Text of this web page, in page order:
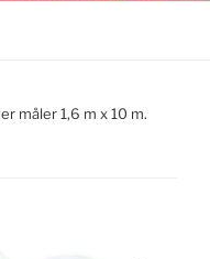
måler 1,6 m x 10 m.